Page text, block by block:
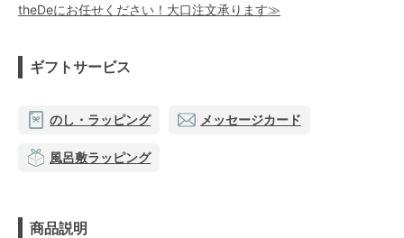
theDeにお任せください！大口注文承ります≫
ギフトサービス
のし・ラッピング メッセージカード
風呂敷ラッピング
商品説明